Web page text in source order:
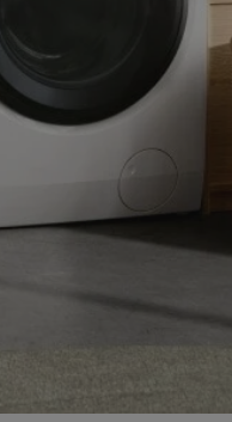
Ten plik cookie
to korzystne dla
umożliwia tworzenie
korzystania z jej
55
sekund
Ten plik cookie
to korzystne dla
umożliwia tworzenie
korzystania z jej
Ten plik cookie jest
Script.com do
zgody użytkownika
aby baner cookie
Ten plik cookie
użytkownika oraz
prywatności podczas
wybory dotyczące
zgody, zapewniając
wizytach. Dzięki